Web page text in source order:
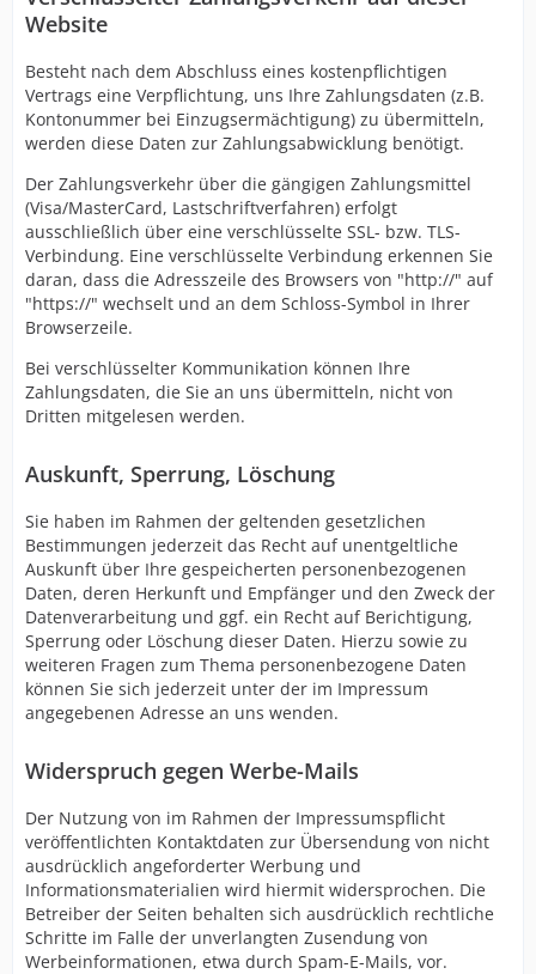
Website
Besteht nach dem Abschluss eines kostenpflichtigen
Vertrags eine Verpflichtung, uns Ihre Zahlungsdaten (z.B.
Kontonummer bei Einzugsermächtigung) zu übermitteln,
werden diese Daten zur Zahlungsabwicklung benötigt.
Der Zahlungsverkehr über die gängigen Zahlungsmittel
(Visa/MasterCard, Lastschriftverfahren) erfolgt
ausschließlich über eine verschlüsselte SSL- bzw. TLS-
Verbindung. Eine verschlüsselte Verbindung erkennen Sie
daran, dass die Adresszeile des Browsers von "http://" auf
"https://" wechselt und an dem Schloss-Symbol in Ihrer
Browserzeile.
Bei verschlüsselter Kommunikation können Ihre
Zahlungsdaten, die Sie an uns übermitteln, nicht von
Dritten mitgelesen werden.
Auskunft, Sperrung, Löschung
Sie haben im Rahmen der geltenden gesetzlichen
Bestimmungen jederzeit das Recht auf unentgeltliche
Auskunft über Ihre gespeicherten personenbezogenen
Daten, deren Herkunft und Empfänger und den Zweck der
Datenverarbeitung und ggf. ein Recht auf Berichtigung,
Sperrung oder Löschung dieser Daten. Hierzu sowie zu
weiteren Fragen zum Thema personenbezogene Daten
können Sie sich jederzeit unter der im Impressum
angegebenen Adresse an uns wenden.
Widerspruch gegen Werbe-Mails
Der Nutzung von im Rahmen der Impressumspflicht
veröffentlichten Kontaktdaten zur Übersendung von nicht
ausdrücklich angeforderter Werbung und
Informationsmaterialien wird hiermit widersprochen. Die
Betreiber der Seiten behalten sich ausdrücklich rechtliche
Schritte im Falle der unverlangten Zusendung von
Werbeinformationen, etwa durch Spam-E-Mails, vor.